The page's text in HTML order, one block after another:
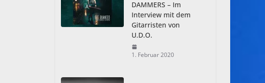
DAMMERS – Im
Interview mit dem
Gitarristen von
U.D.O.
1. Februar 2020